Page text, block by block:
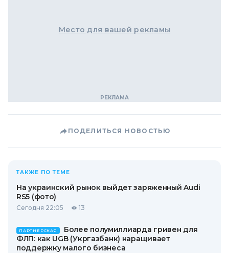
Место для вашей рекламы
ПОДЕЛИТЬСЯ НОВОСТЬЮ
ТАКЖЕ ПО ТЕМЕ
На украинский рынок выйдет заряженный Audi
RS5 (фото)
Сегодня 22:05 13
ПАРТНЕРСКАЯ
Более полумиллиарда гривен для
ФЛП: как UGB (Укргазбанк) наращивает
поддержку малого бизнеса